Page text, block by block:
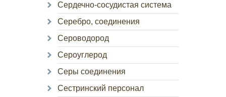
Сердечно-сосудистая система
Серебро, соединения
Сероводород
Сероуглерод
Серы соединения
Сестринский персонал